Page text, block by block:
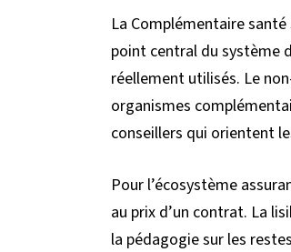
La Complémentaire
point central du système
réellement utilisés. Le
organismes
conseillers qui orientent
Pour l’écosystème
au prix d’un contrat. La
la pédagogie sur les